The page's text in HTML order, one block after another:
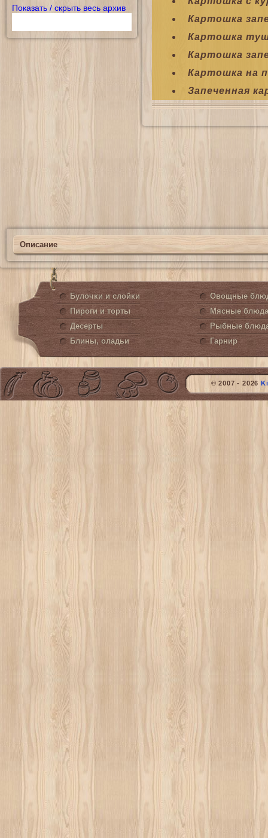
Показать / скрыть весь архив
Картошка
Картошка
Картошка
Картошка на
Запеченная
Описание
Булочки и слойки
Пироги и торты
Десерты
Блины, оладьи
Овощные
Мясные блюда
Рыбные
Гарнир
© 2007 - 2026